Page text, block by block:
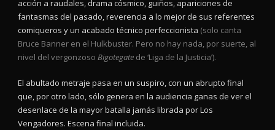
acción a raudales, drama cósmico, guiños, apariciones de
fantasmas del pasado, reverencia a lo mejor de sus referentes
comiqueros y un acabado técnico perfeccionista (solo canta
Bruce Banner en el Hulkbuster. Pero no hay nada, por suerte, al
nivel del vergonzoso Bigotegate de ‘Liga de la Justicia’).
El abultado metraje pasa en un suspiro, con un abrupto final
que, por otro lado, sólo genera en la audiencia ganas de ver el
desenlace de la mayor batalla jamás librada por Los
Vengadores. Escena final incluida.